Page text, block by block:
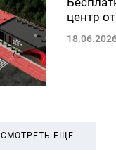
центр
СМОТРЕТЬ ЕЩЕ